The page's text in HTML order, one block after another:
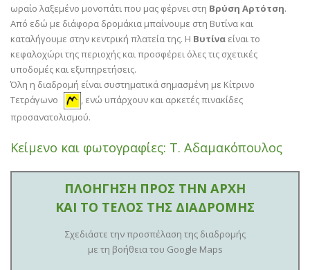
ωραίο λαξεμένο μονοπάτι που μας φέρνει στη Βρύση Αρτότση.
Από εδώ με διάφορα δρομάκια μπαίνουμε στη Βυτίνα και
καταλήγουμε στην κεντρική πλατεία της. Η Βυτίνα είναι το
κεφαλοχώρι της περιοχής και προσφέρει όλες τις σχετικές
υποδομές και εξυπηρετήσεις.
Όλη η διαδρομή είναι συστηματικά σημασμένη με Κίτρινο
Τετράγωνο
, ενώ υπάρχουν και αρκετές πινακίδες
προσανατολισμού.
Κείμενο και φωτογραφίες: Τ. Αδαμακόπουλος
ΠΛΟΗΓΗΣΗ ΠΡΟΣ ΤΗΝ ΑΡΧΗ
ΚΑΙ ΤΟ ΤΕΛΟΣ ΤΗΣ ΔΙΑΔΡΟΜΗΣ
Σχεδιάστε την προσπέλαση της διαδρομής
με τη βοήθεια του Google Maps